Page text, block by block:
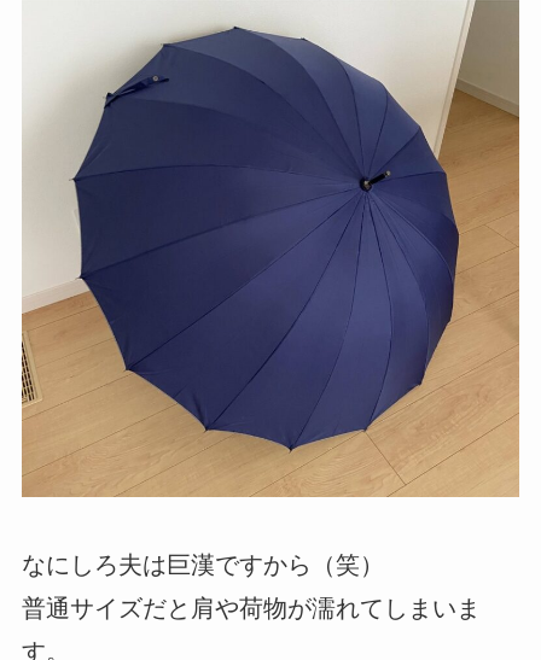
なにしろ夫は巨漢ですから（笑）
普通サイズだと肩や荷物が濡れてしまいま
す。